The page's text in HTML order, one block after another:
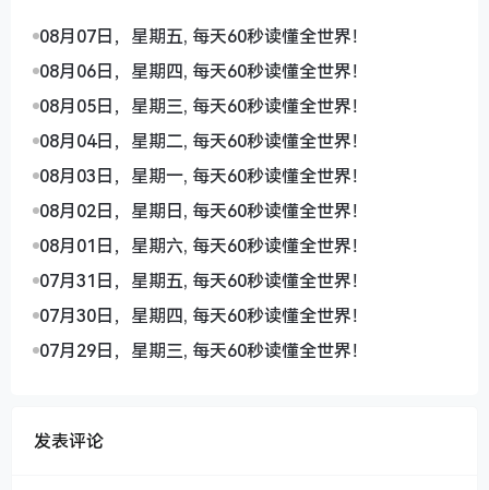
08月07日，星期五, 每天60秒读懂全世界！
08月06日，星期四, 每天60秒读懂全世界！
08月05日，星期三, 每天60秒读懂全世界！
08月04日，星期二, 每天60秒读懂全世界！
08月03日，星期一, 每天60秒读懂全世界！
08月02日，星期日, 每天60秒读懂全世界！
08月01日，星期六, 每天60秒读懂全世界！
07月31日，星期五, 每天60秒读懂全世界！
07月30日，星期四, 每天60秒读懂全世界！
07月29日，星期三, 每天60秒读懂全世界！
发表评论